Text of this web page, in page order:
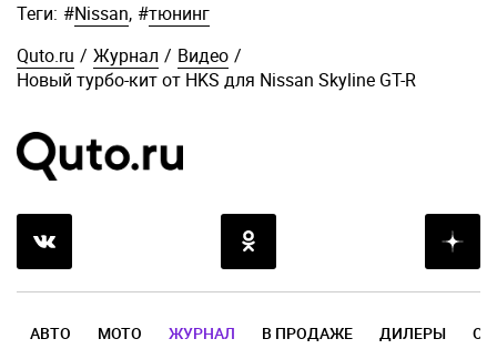
Теги: #Nissan, #тюнинг
Quto.ru / Журнал / Видео /
Новый турбо-кит от HKS для Nissan Skyline GT-R
АВТО МОТО ЖУРНАЛ В ПРОДАЖЕ ДИЛЕРЫ